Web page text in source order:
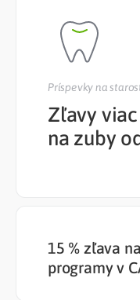
Príspevky na
Zľavy
na zuby
15 % zľava
programy v